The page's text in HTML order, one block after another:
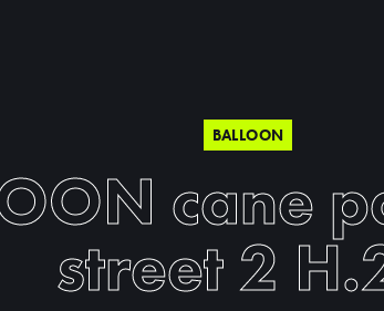
BALLOON
cane
street 2